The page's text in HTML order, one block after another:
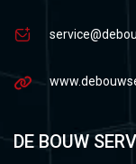
DE BOUW